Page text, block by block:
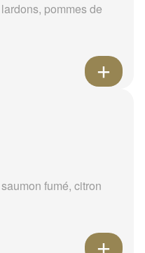
pommes de
fumé, citron